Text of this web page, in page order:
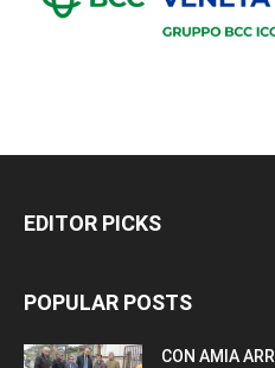
EDITOR PICKS
POPULAR POSTS
CON AMIA